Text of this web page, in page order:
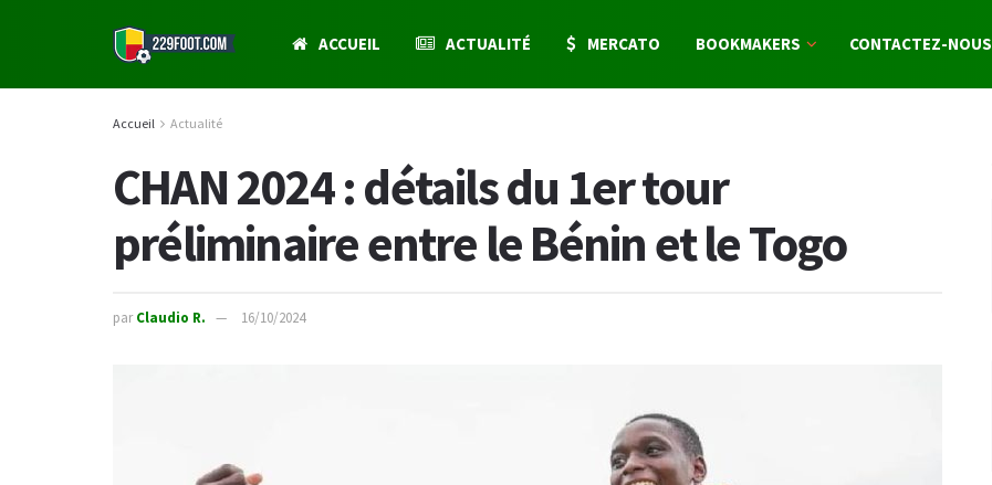
ACCUEIL ACTUALITÉ MERCATO BOOKMAKERS CONTACTEZ-NOUS
Accueil Actualité
CHAN 2024 : détails du 1er tour
préliminaire entre le Bénin et le Togo
par Claudio R. 16/10/2024